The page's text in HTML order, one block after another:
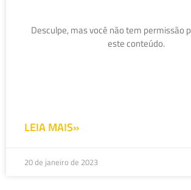
Desculpe, mas você não tem permissão
este conteúdo.
LEIA MAIS»
20 de janeiro de 2023